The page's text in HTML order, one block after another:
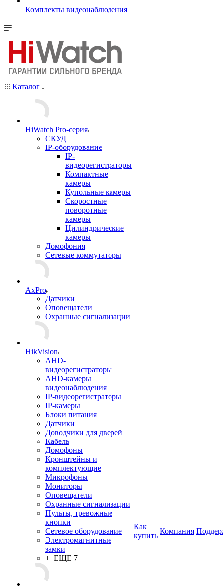
Комплекты видеонаблюдения
Каталог
HiWatch Pro-серия
CКУД
IP-оборудование
IP-
видеорегистраторы
Компактные
камеры
Купольные камеры
Скоростные
поворотные
камеры
Цилиндрические
камеры
Домофония
Сетевые коммутаторы
AxPro
Датчики
Оповещатели
Охранные сигнализации
HikVision
AHD-
видеорегистраторы
AHD-камеры
видеонаблюдения
IP-видеорегистраторы
IP-камеры
Блоки питания
Датчики
Доводчики для дверей
Кабель
Домофоны
Кронштейны и
комплектующие
Микрофоны
Мониторы
Оповещатели
Охранные сигнализации
Пульты, тревожные
кнопки
Сетевое оборудование
Электромагнитные
замки
+ ЕЩЕ 7
Как
купить
Компания